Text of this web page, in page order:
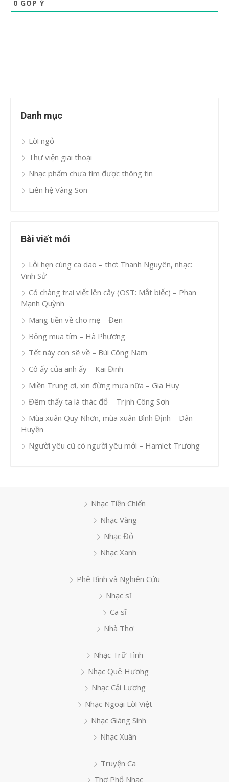
0 GÓP Ý
Danh mục
Lời ngỏ
Thư viện giai thoại
Nhạc phẩm chưa tìm được thông tin
Liên hệ Vàng Son
Bài viết mới
Lỗi hẹn cùng ca dao – thơ: Thanh Nguyên, nhạc:
Vinh Sử
Có chàng trai viết lên cây (OST: Mắt biếc) – Phan
Mạnh Quỳnh
Mang tiền về cho mẹ – Đen
Bông mua tím – Hà Phương
Tết này con sẽ về – Bùi Công Nam
Cô ấy của anh ấy – Kai Đinh
Miền Trung ơi, xin đừng mưa nữa – Gia Huy
Đêm thấy ta là thác đổ – Trịnh Công Sơn
Mùa xuân Quy Nhơn, mùa xuân Bình Định – Dân
Huyền
Người yêu cũ có người yêu mới – Hamlet Trương
Nhạc Tiền Chiến
Nhạc Vàng
Nhạc Đỏ
Nhạc Xanh
Phê Bình và Nghiên Cứu
Nhạc sĩ
Ca sĩ
Nhà Thơ
Nhạc Trữ Tình
Nhạc Quê Hương
Nhạc Cải Lương
Nhạc Ngoại Lời Việt
Nhạc Giáng Sinh
Nhạc Xuân
Truyện Ca
Thơ Phổ Nhạc